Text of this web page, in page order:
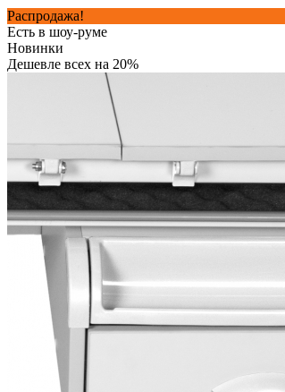
Распродажа!
Есть в шоу-руме
Новинки
Дешевле всех на 20%